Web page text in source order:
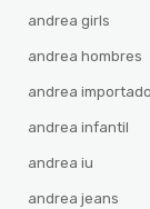
andrea girls
andrea hombres
andrea
andrea infantil
andrea iu
andrea jeans